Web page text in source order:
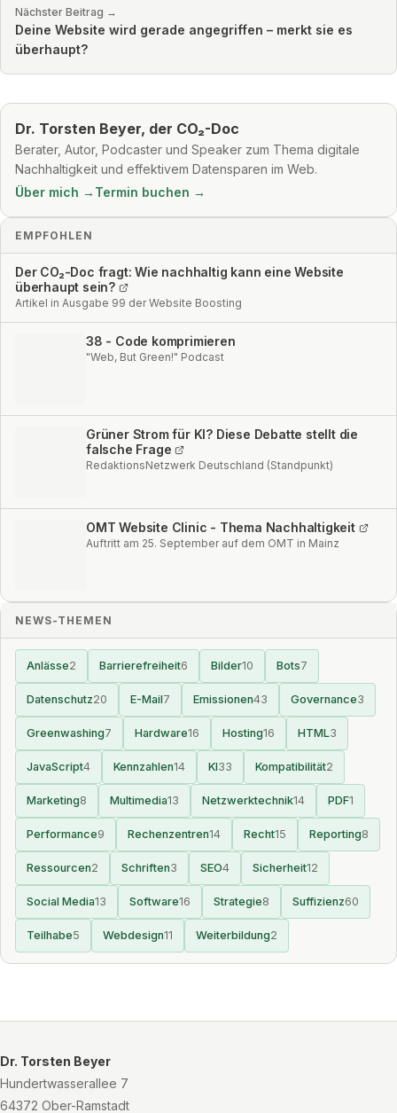
Nächster Beitrag →
Deine Website wird gerade angegriffen – merkt sie es
überhaupt?
Dr. Torsten Beyer, der CO₂-Doc
Berater, Autor, Podcaster und Speaker zum Thema digitale
Nachhaltigkeit und effektivem Datensparen im Web.
Über mich → Termin buchen →
EMPFOHLEN
Der CO₂-Doc fragt: Wie nachhaltig kann eine Website
überhaupt sein?
Artikel in Ausgabe 99 der Website Boosting
38 - Code komprimieren
"Web, But Green!" Podcast
Grüner Strom für KI? Diese Debatte stellt die
falsche Frage
RedaktionsNetzwerk Deutschland (Standpunkt)
OMT Website Clinic - Thema Nachhaltigkeit
Auftritt am 25. September auf dem OMT in Mainz
NEWS-THEMEN
Anlässe2 Barrierefreiheit6 Bilder10 Bots7
Datenschutz20 E-Mail7 Emissionen43 Governance3
Greenwashing7 Hardware16 Hosting16 HTML3
JavaScript4 Kennzahlen14 KI33 Kompatibilität2
Marketing8 Multimedia13 Netzwerktechnik14 PDF1
Performance9 Rechenzentren14 Recht15 Reporting8
Ressourcen2 Schriften3 SEO4 Sicherheit12
Social Media13 Software16 Strategie8 Suffizienz60
Teilhabe5 Webdesign11 Weiterbildung2
Dr. Torsten Beyer
Hundertwasserallee 7
64372 Ober-Ramstadt